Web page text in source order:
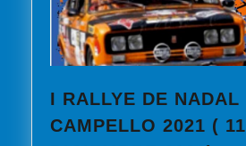
I RALLYE DE NADAL
CAMPELLO 2021 ( 11